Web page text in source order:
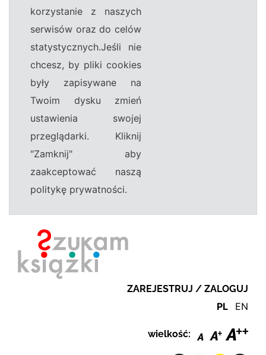
korzystanie z naszych
serwisów oraz do celów
statystycznych.Jeśli nie
chcesz, by pliki cookies
były zapisywane na
Twoim dysku zmień
ustawienia swojej
przeglądarki. Kliknij
"Zamknij" aby
zaakceptować naszą
politykę prywatności.
ZAREJESTRUJ / ZALOGUJ
PL EN
wielkość: